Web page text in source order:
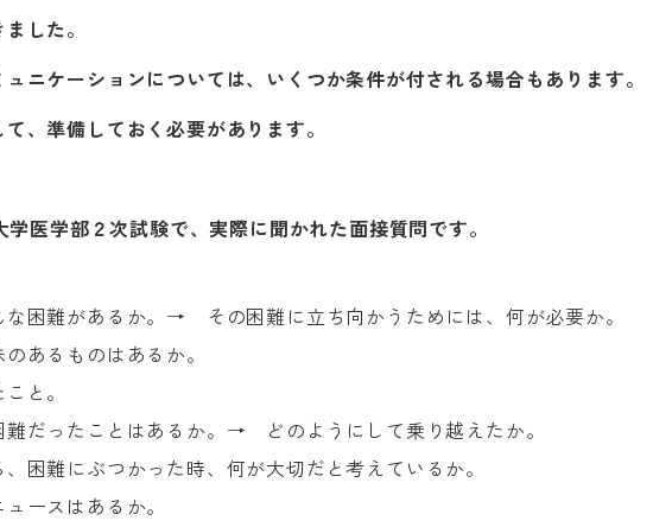
した。
ニケーションについては、いくつか条件が付される場合もあります。
、準備しておく必要があります。
医学部２次試験で、実際に聞かれた面接質問です。
困難があるか。→ その困難に立ち向かうためには、何が必要か。
あるものはあるか。
と。
だったことはあるか。→ どのようにして乗り越えたか。
難にぶつかった時、何が大切だと考えているか。
ースはあるか。